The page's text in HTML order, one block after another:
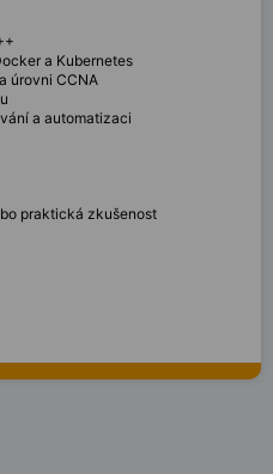
a Kubernetes
úrovni CCNA
a automatizaci
praktická zkušenost